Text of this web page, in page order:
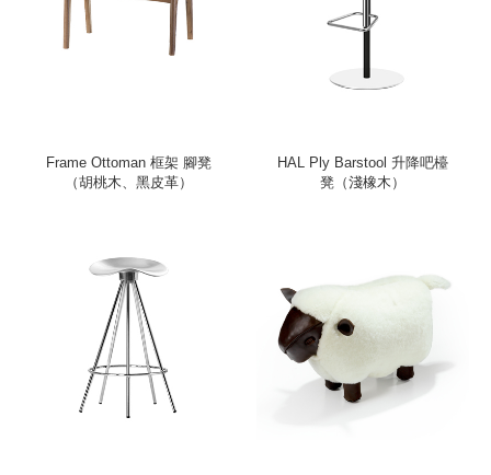
Frame Ottoman 框架 腳凳
（胡桃木、黑皮革）
HAL Ply Barstool 升降吧檯
凳（淺橡木）